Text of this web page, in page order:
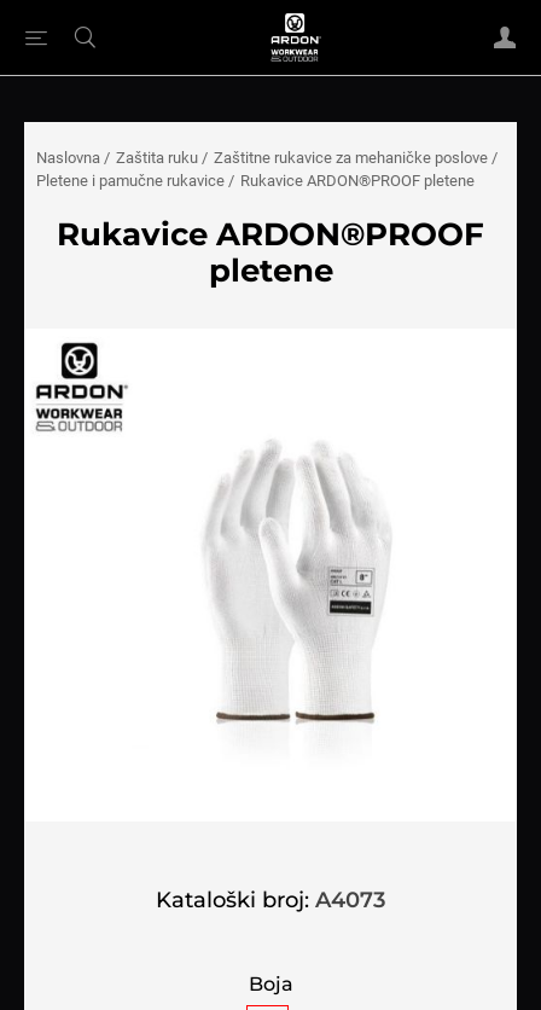
Naslovna / Zaštita ruku / Zaštitne rukavice za mehaničke poslove /
Pletene i pamučne rukavice / Rukavice ARDON®PROOF pletene
Rukavice ARDON®PROOF
pletene
Kataloški broj: A4073
Boja